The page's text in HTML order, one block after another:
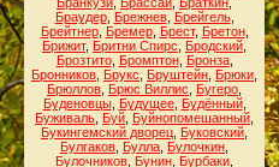
Браудер, Брежнев, Брейгель,
Брейтнер, Бремер, Брест, Бретон,
Брижит, Бритни Спирс Бродский
Брозтито, Бромптон, Бронза,
Бронников Брукс Бруштейн Брюки
Брюллов Брюс Виллис Бугеро
Буденовцы, Будущее, Будённый,
Буживаль Буй Буйнопомешанный
Букингемский дворец Буковский
Булгаков Булла Булочкин
Булочников Бунин Бурбаки